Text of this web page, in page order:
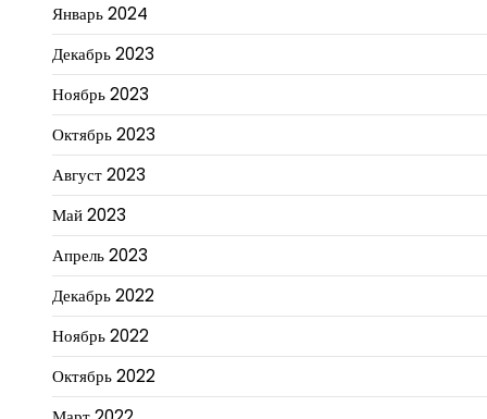
Январь 2024
Декабрь 2023
Ноябрь 2023
Октябрь 2023
Август 2023
Май 2023
Апрель 2023
Декабрь 2022
Ноябрь 2022
Октябрь 2022